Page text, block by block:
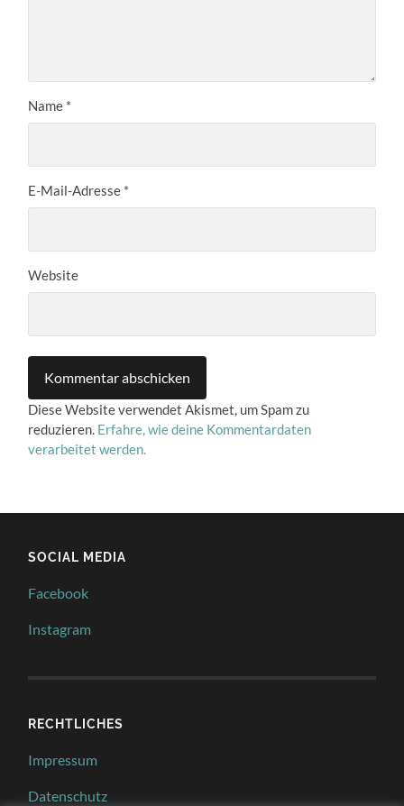
Name *
E-Mail-Adresse *
Website
Diese Website verwendet Akismet, um Spam zu
reduzieren. Erfahre, wie deine Kommentardaten
verarbeitet werden.
SOCIAL MEDIA
Facebook
Instagram
RECHTLICHES
Impressum
Datenschutz